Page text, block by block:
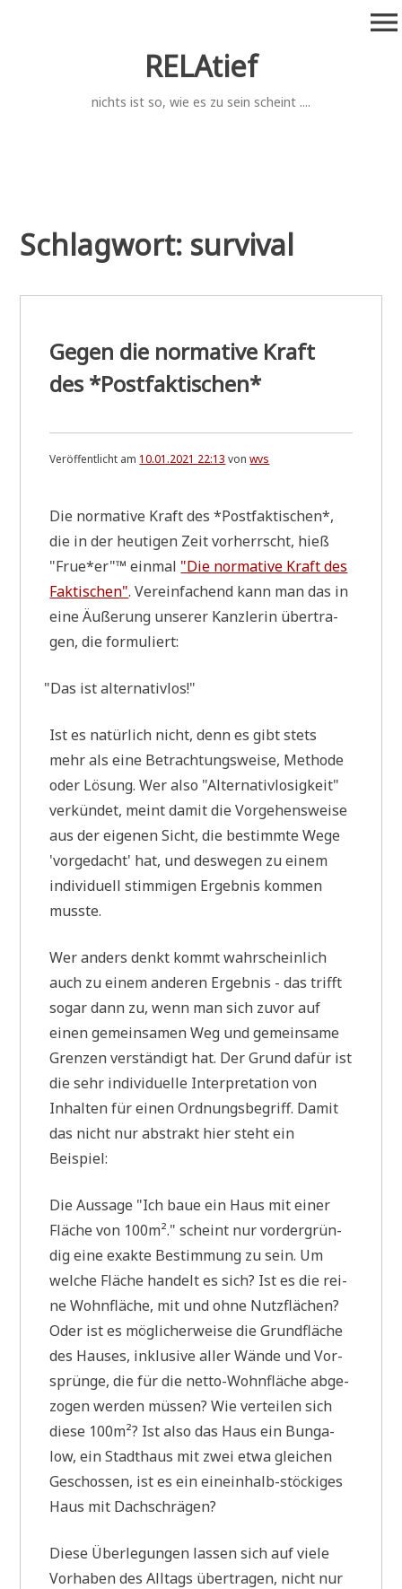
RELAtief
nichts ist so, wie es zu sein scheint ....
menu
Schlagwort: survival
Gegen die normative Kraft
des *Postfaktischen*
Veröffentlicht am 10.01.2021 22:13 vonwvs
Die nor­ma­ti­ve Kraft des *Post­fak­ti­schen*,
die in der heu­ti­gen Zeit vor­herrscht, hieß
"Frue*er"™ ein­mal "Die nor­ma­ti­ve Kraft des
Fak­ti­schen". Ver­ein­fa­chend kann man das in
eine Äuße­rung unse­rer Kanz­le­rin über­tra­
gen, die formuliert:
"Das ist alternativlos!"
Ist es natür­lich nicht, denn es gibt stets
mehr als eine Betrach­tungs­wei­se, Metho­de
oder Lösung. Wer also "Alter­na­tiv­lo­sig­keit"
ver­kün­det, meint damit die Vor­ge­hens­wei­se
aus der eige­nen Sicht, die bestimm­te Wege
'vor­ge­dacht' hat, und des­we­gen zu einem
indi­vi­du­ell stim­mi­gen Ergeb­nis kom­men
musste.
Wer anders denkt kommt wahr­schein­lich
auch zu einem ande­ren Ergeb­nis - das trifft
sogar dann zu, wenn man sich zuvor auf
einen gemein­sa­men Weg und gemein­sa­me
Gren­zen ver­stän­digt hat. Der Grund dafür ist
die sehr indi­vi­du­el­le Inter­pre­ta­ti­on von
Inhal­ten für einen Ord­nungs­be­griff. Damit
das nicht nur abstrakt hier steht ein
Beispiel:
Die Aus­sa­ge "Ich baue ein Haus mit einer
Flä­che von 100m²." scheint nur vor­der­grün­
dig eine exak­te Bestim­mung zu sein. Um
wel­che Flä­che han­delt es sich? Ist es die rei­
ne Wohn­flä­che, mit und ohne Nutz­flä­chen?
Oder ist es mög­li­cher­wei­se die Grund­flä­che
des Hau­ses, inklu­si­ve aller Wän­de und Vor­
sprün­ge, die für die net­to-Wohn­flä­che abge­
zo­gen wer­den müs­sen? Wie ver­tei­len sich
die­se 100m²? Ist also das Haus ein Bun­ga­
low, ein Stadt­haus mit zwei etwa glei­chen
Geschos­sen, ist es ein ein­ein­halb-stöcki­ges
Haus mit Dachschrägen?
Die­se Über­le­gun­gen las­sen sich auf vie­le
Vor­ha­ben des All­tags über­tra­gen, nicht nur